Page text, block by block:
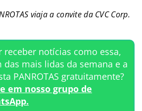
viaja a convite da CVC Corp.
receber notícias como essa,
das mais lidas da semana e a
PANROTAS gratuitamente?
em nosso grupo de